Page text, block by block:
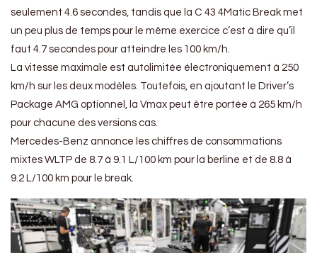
seulement 4.6 secondes, tandis que la C 43 4Matic Break met
un peu plus de temps pour le même exercice c’est à dire qu’il
faut 4.7 secondes pour atteindre les 100 km/h.
La vitesse maximale est autolimitée électroniquement à 250
km/h sur les deux modèles. Toutefois, en ajoutant le Driver’s
Package AMG optionnel, la Vmax peut être portée à 265 km/h
pour chacune des versions cas.
Mercedes-Benz annonce les chiffres de consommations
mixtes WLTP de 8.7 à 9.1 L/100 km pour la berline et de 8.8 à
9.2 L/100 km pour le break.